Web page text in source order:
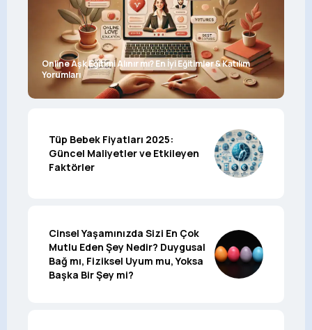
Online Aşk Eğitimi Alınır mı? En İyi Eğitimler & Katılım
Yorumları
Tüp Bebek Fiyatları 2025:
Güncel Maliyetler ve Etkileyen
Faktörler
Cinsel Yaşamınızda Sizi En Çok
Mutlu Eden Şey Nedir? Duygusal
Bağ mı, Fiziksel Uyum mu, Yoksa
Başka Bir Şey mi?